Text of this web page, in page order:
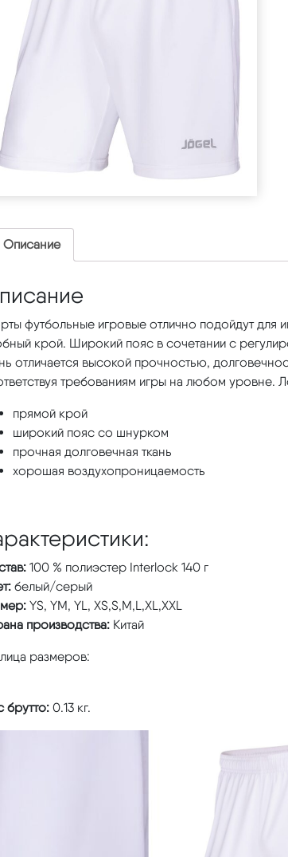
Описание
футбольные игровые отлично подойдут для
крой. Широкий пояс в сочетании с
отличается высокой прочностью,
требованиям игры на любом уровне.
прямой крой
широкий пояс со шнурком
прочная долговечная ткань
хорошая воздухопроницаемость
100 % полиэстер Interlock 140 г
белый/серый
YS, YM, YL, XS,S,M,L,XL,XXL
производства: Китай
размеров:
брутто: 0.13 кг.